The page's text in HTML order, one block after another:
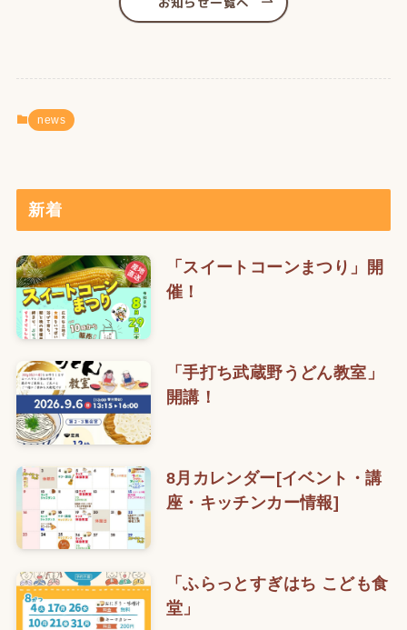
news
新着
「スイートコーンまつり」開
催！
「手打ち武蔵野うどん教室」
開講！
8月カレンダー[イベント・講
座・キッチンカー情報]
「ふらっとすぎはち こども食
堂」